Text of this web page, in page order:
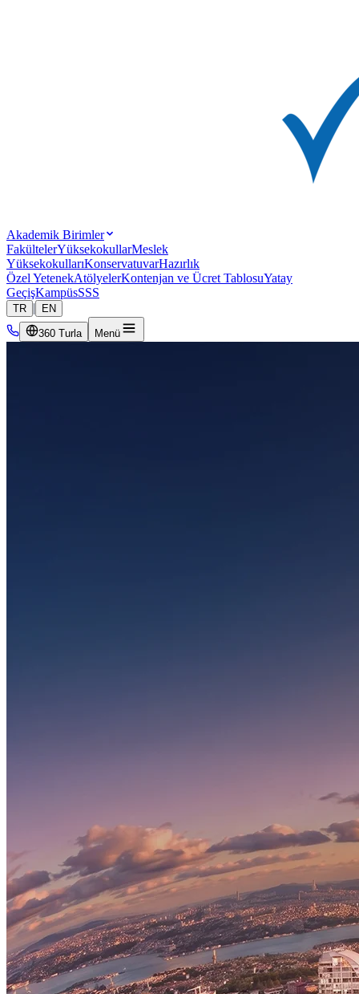
Akademik Birimler
FakültelerYüksekokullarMeslek
YüksekokullarıKonservatuvarHazırlık
Özel YetenekAtölyelerKontenjan ve Ücret TablosuYatay
GeçişKampüsSSS
TR | EN
360 Turla Menü